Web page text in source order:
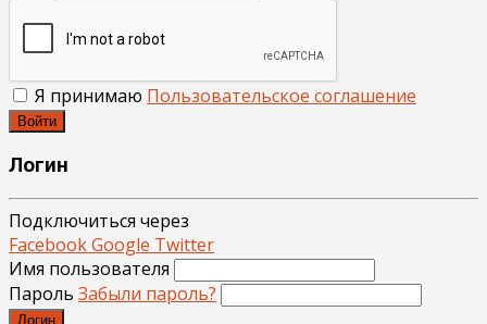
Я принимаю Пользовательское соглашение
Войти
Логин
Подключиться через
FacebookGoogle Twitter
Имя пользователя
Пароль Забыли пароль?
Логин